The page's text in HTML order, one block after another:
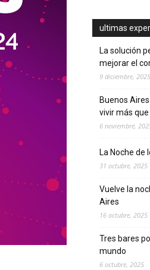
ultimas
La solución
mejorar el
9 diciembre, 2025
Buenos
vivir más
6 noviembre,
La Noche de
31 octubre, 2025
Vuelve la
Aires
16 octubre, 2025
Tres bares
mundo
6 octubre, 2025